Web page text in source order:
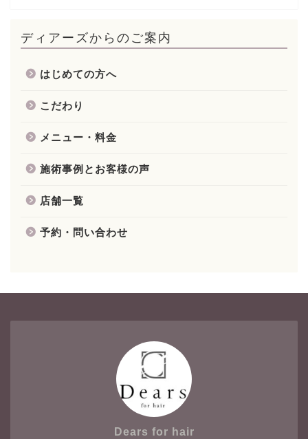
ディアーズからのご案内
はじめての方へ
こだわり
メニュー・料金
施術事例とお客様の声
店舗一覧
予約・問い合わせ
Dears for hair